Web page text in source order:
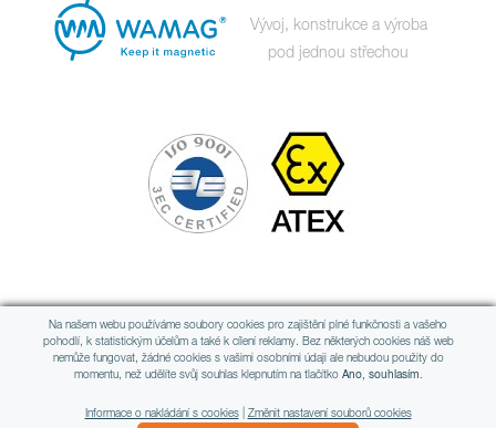
Vývoj, konstrukce a výroba
pod jednou střechou
Člen mezinárodní skupiny
Na našem webu používáme soubory cookies pro zajištění plné funkčnosti a vašeho
pohodlí, k statistickým účelům a také k cílení reklamy. Bez některých cookies náš web
nemůže fungovat, žádné cookies s vašimi osobními údaji ale nebudou použity do
momentu, než udělíte svůj souhlas klepnutím na tlačítko Ano, souhlasím.
Informace o nakládání s cookies| Změnit nastavení souborů cookies